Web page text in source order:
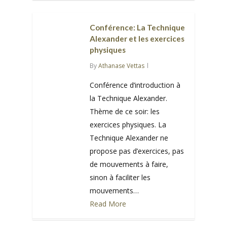
Conférence: La Technique
Alexander et les exercices
physiques
ByAthanase Vettas
Conférence d’introduction à
la Technique Alexander.
Thème de ce soir: les
exercices physiques. La
Technique Alexander ne
propose pas d’exercices, pas
de mouvements à faire,
sinon à faciliter les
mouvements…
Read More